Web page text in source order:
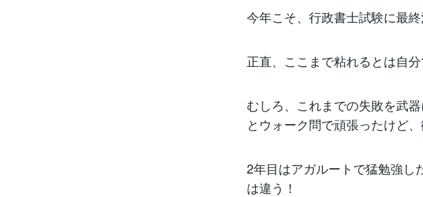
今年こそ、行政書士試験に最終
正直、ここまで粘れるとは自
むしろ、これまでの失敗を武
とウォーク問で頑張ったけど、
2年目はアガルートで猛勉強し
は違う！